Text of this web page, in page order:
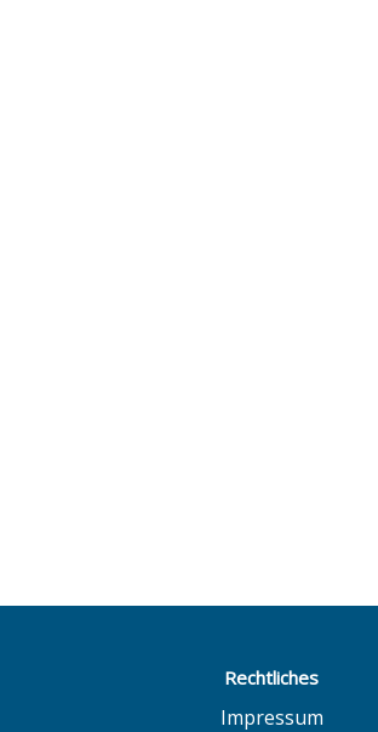
Rechtliches
Impressum